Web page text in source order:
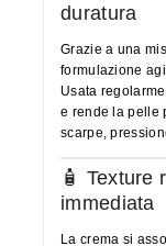
duratura
Grazie a una
formulazione
Usata
e rende la pelle
scarpe,
🧴 Texture
immediata
La crema si